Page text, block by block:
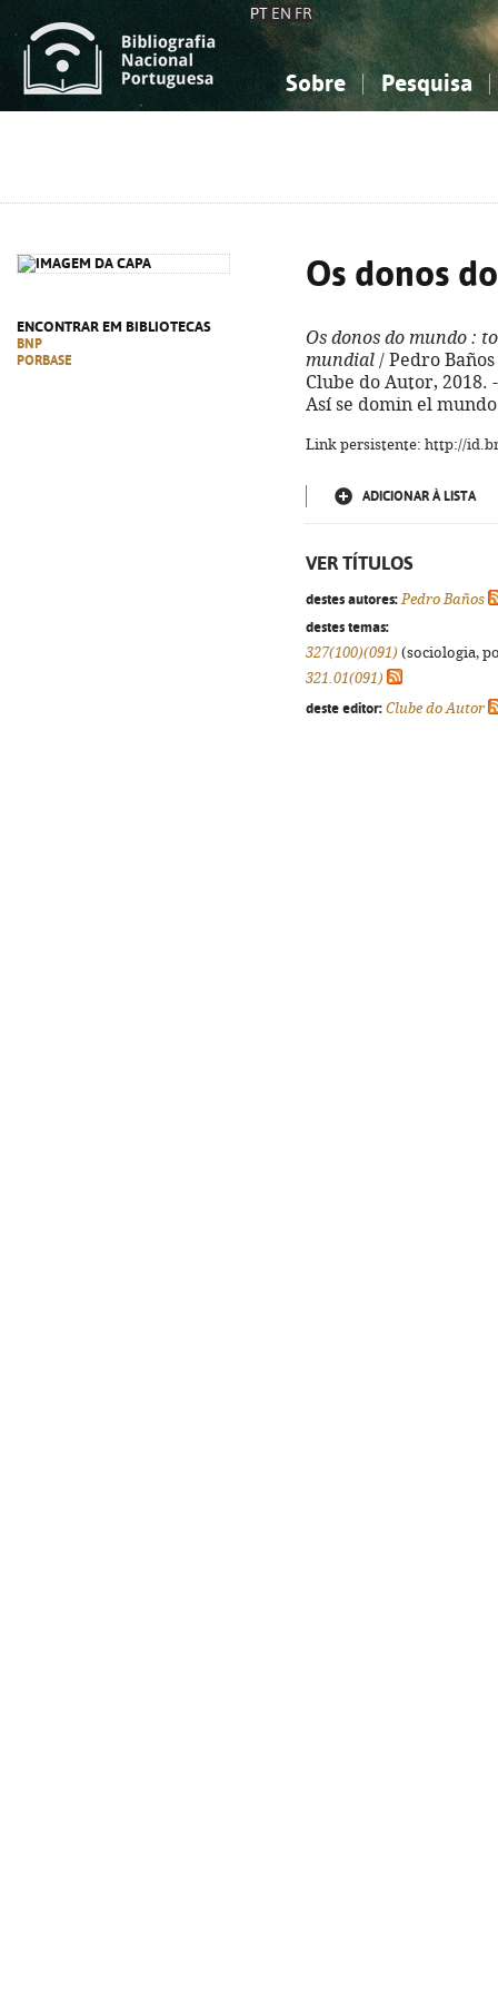
PT EN FR
Sobre Pesquisa
ENCONTRAR EM BIBLIOTECAS
BNP
PORBASE
Os donos
Os donos do mundo :
mundial / Pedro
Clube do Autor, 2018.
Así se domin el
Link persistente: http://
ADICIONAR À LISTA
VER TÍTULOS
destes autores: Pedro Baños
destes temas:
327(100)(091) (sociologia,
321.01(091)
deste editor: Clube do Autor